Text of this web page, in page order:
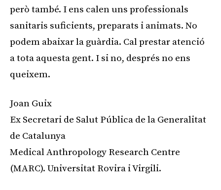
però també. I ens calen uns professionals
sanitaris suficients, preparats i animats. No
podem abaixar la guàrdia. Cal prestar atenció
a tota aquesta gent. I si no, després no ens
queixem.
Joan Guix
Ex Secretari de Salut Pública de la Generalitat
de Catalunya
MedicalAnthropology Research Centre
(MARC). Universitat Rovira i Virgili.